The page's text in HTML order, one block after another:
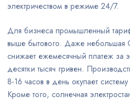
электричеством в режиме 24/7.
Для бизнеса промышленный
выше бытового. Даже небольшая
снижает ежемесячный платеж за
десятки тысяч гривен.
8-16 часов в день окупает
Кроме того, солнечная